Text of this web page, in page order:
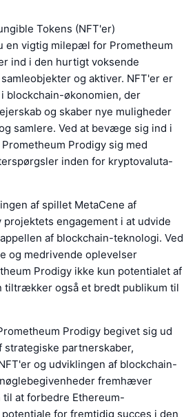
Tokens (NFT'er)
en vigtig milepæl for Prometheum
ind i den hurtigt voksende
og aktiver. NFT'er er
blockchain-økonomien, der
og skaber nye muligheder
samlere. Ved at bevæge sig ind i
Prodigy sig med
inden for kryptovaluta-
af spillet MetaCene af
projektets engagement i at udvide
af blockchain-teknologi. Ved
og medrivende oplevelser
Prodigy ikke kun potentialet af
tiltrækker også et bredt publikum til
Prodigy begivet sig ud
partnerskaber,
og udviklingen af blockchain-
fremhæver
at forbedre Ethereum-
for fremtidig succes i den